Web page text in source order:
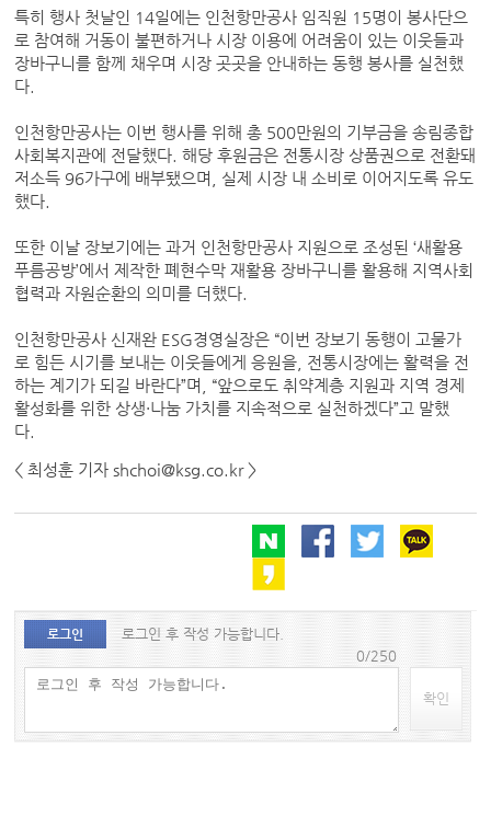
특히 행사 첫날인 14일에는 인천항만공사 임직원 15명이 봉사단으
로 참여해 거동이 불편하거나 시장 이용에 어려움이 있는 이웃들과
장바구니를 함께 채우며 시장 곳곳을 안내하는 동행 봉사를 실천했
다.
인천항만공사는 이번 행사를 위해 총 500만원의 기부금을 송림종합
사회복지관에 전달했다. 해당 후원금은 전통시장 상품권으로 전환돼
저소득 96가구에 배부됐으며, 실제 시장 내 소비로 이어지도록 유도
했다.
또한 이날 장보기에는 과거 인천항만공사 지원으로 조성된 ‘새활용
푸름공방’에서 제작한 폐현수막 재활용 장바구니를 활용해 지역사회
협력과 자원순환의 의미를 더했다.
인천항만공사 신재완 ESG경영실장은 “이번 장보기 동행이 고물가
로 힘든 시기를 보내는 이웃들에게 응원을, 전통시장에는 활력을 전
하는 계기가 되길 바란다”며, “앞으로도 취약계층 지원과 지역 경제
활성화를 위한 상생·나눔 가치를 지속적으로 실천하겠다”고 말했
다.
< 최성훈 기자 shchoi@ksg.co.kr >
로그인
로그인 후 작성 가능합니다.
0/250
확인